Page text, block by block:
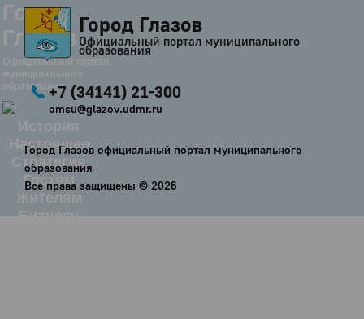
Город
Глазов
Официальный портал
муниципального
образования
История
Настоящее
Стратегия
Гостям
Жителям
Бизнесу
Город Глазов
Официальный портал муниципального
образования
+7 (34141) 21-300
omsu@glazov.udmr.ru
Город Глазов официальный портал муниципального
образования
Все права защищены © 2026